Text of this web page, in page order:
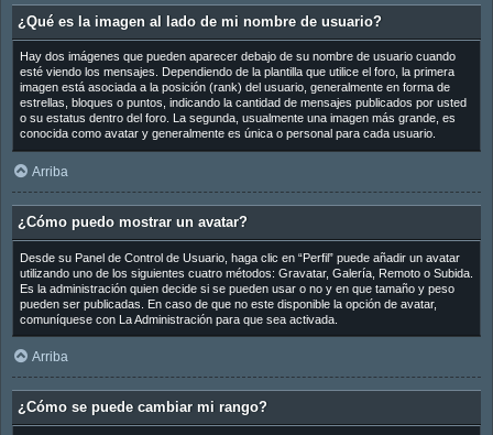
¿Qué es la imagen al lado de mi nombre de usuario?
Hay dos imágenes que pueden aparecer debajo de su nombre de usuario cuando
esté viendo los mensajes. Dependiendo de la plantilla que utilice el foro, la primera
imagen está asociada a la posición (rank) del usuario, generalmente en forma de
estrellas, bloques o puntos, indicando la cantidad de mensajes publicados por usted
o su estatus dentro del foro. La segunda, usualmente una imagen más grande, es
conocida como avatar y generalmente es única o personal para cada usuario.
Arriba
¿Cómo puedo mostrar un avatar?
Desde su Panel de Control de Usuario, haga clic en “Perfil” puede añadir un avatar
utilizando uno de los siguientes cuatro métodos: Gravatar, Galería, Remoto o Subida.
Es la administración quien decide si se pueden usar o no y en que tamaño y peso
pueden ser publicadas. En caso de que no este disponible la opción de avatar,
comuníquese con La Administración para que sea activada.
Arriba
¿Cómo se puede cambiar mi rango?